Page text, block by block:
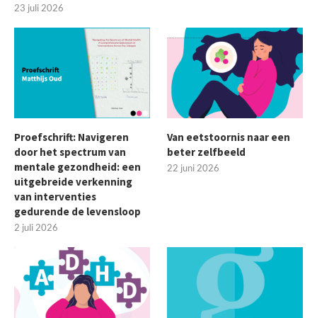
23 juli 2026
Proefschrift: Navigeren
door het spectrum van
mentale gezondheid: een
uitgebreide verkenning
van interventies
gedurende de levensloop
2 juli 2026
Van eetstoornis naar een
beter zelfbeeld
22 juni 2026